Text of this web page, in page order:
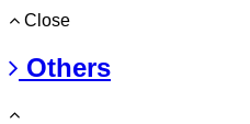
Close
Others